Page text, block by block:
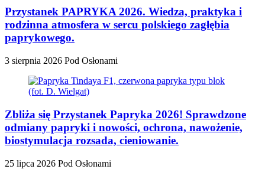
Przystanek PAPRYKA 2026. Wiedza, praktyka i
rodzinna atmosfera w sercu polskiego zagłębia
paprykowego.
3 sierpnia 2026 Pod Osłonami
Zbliża się Przystanek Papryka 2026! Sprawdzone
odmiany papryki i nowości, ochrona, nawożenie,
biostymulacja rozsada, cieniowanie.
25 lipca 2026 Pod Osłonami